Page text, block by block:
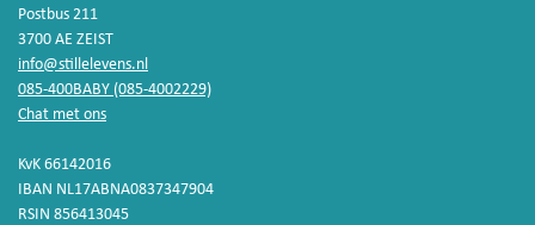
Postbus 211
3700 AE ZEIST
info@stillelevens.nl
085-400BABY (085-4002229)
Chat met ons
KvK 66142016
IBAN NL17ABNA0837347904
RSIN 856413045